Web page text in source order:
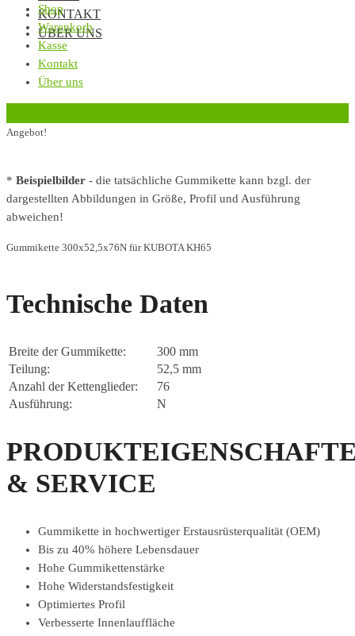
KONTAKT
ÜBER UNS
Shop
Warenkorb
Kasse
Kontakt
Über uns
Angebot!
* Beispielbilder - die tatsächliche Gummikette kann bzgl. der
dargestellten Abbildungen in Größe, Profil und Ausführung
abweichen!
Gummikette 300x52,5x76N für KUBOTA KH65
Technische Daten
Breite der Gummikette:
300 mm
Teilung:
52,5 mm
Anzahl der Kettenglieder:
76
Ausführung:
N
& SERVICE
Gummikette in hochwertiger Erstausrüsterqualität (OEM)
Bis zu 40% höhere Lebensdauer
Hohe Gummikettenstärke
Hohe Widerstandsfestigkeit
Optimiertes Profil
Verbesserte Innenlauffläche